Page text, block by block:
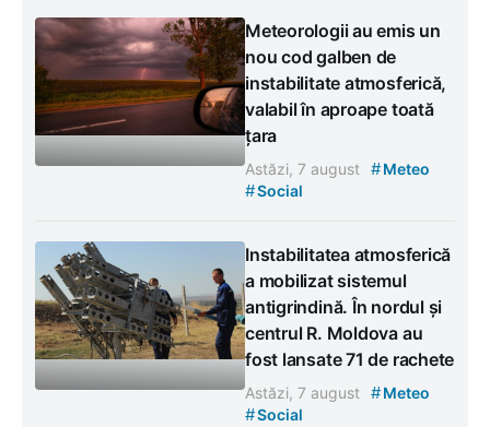
Meteorologii au emis un
nou cod galben de
instabilitate atmosferică,
valabil în aproape toată
țara
Astăzi, 7 august #Meteo
#Social
Instabilitatea atmosferică
a mobilizat sistemul
antigrindină. În nordul și
centrul R. Moldova au
fost lansate 71 de rachete
Astăzi, 7 august #Meteo
#Social